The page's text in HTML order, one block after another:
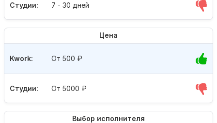
Студии: 7 - 30 дней
Цена
Студии: От 5000 ₽
Kwork: От 500 ₽
Выбор исполнителя